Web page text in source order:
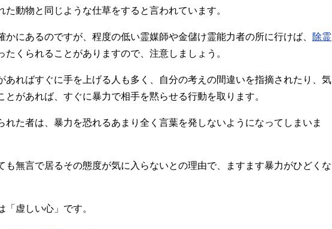
た動物と同じような仕草をすると言われています。
かにあるのですが、程度の低い霊媒師や金儲け霊能力者の所に行けば、
除霊
たくられることがありますので、注意しましょう。
あればすぐに手を上げる人も多く、自分の考えの間違いを指摘されたり、気
とがあれば、すぐに暴力で相手を黙らせる行動を取ります。
れた者は、暴力を恐れるあまり全く言葉を発しないようになってしまいま
も無言で居るその態度が気に入らないとの理由で、ますます暴力がひどくな
虚しい心」です。